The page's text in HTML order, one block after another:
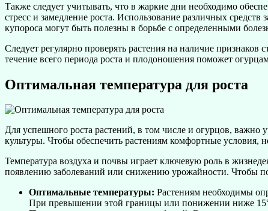
Также следует учитывать, что в жаркие дни необходимо
стресс и замедление роста. Использование различных
купороса могут быть полезны в борьбе с определенными
Следует регулярно проверять растения на наличие
течение всего периода роста и плодоношения поможет
Оптимальная температура для роста
Для успешного роста растений, в том числе и огурцов,
культуры. Чтобы обеспечить растениям комфортные
Температура воздуха и почвы играет ключевую роль в
появлению заболеваний или снижению урожайности. Чтобы
Оптимальные температуры: Растениям необходимы
При превышении этой границы или понижении ниже